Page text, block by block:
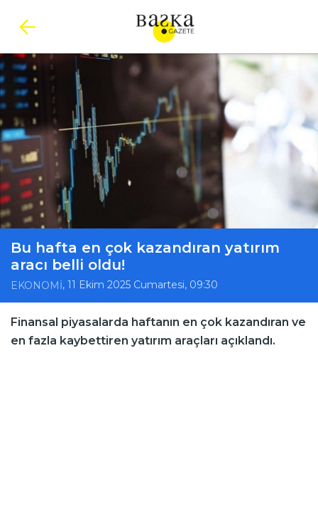
Bu hafta en çok kazandıran yatırım
aracı belli oldu!
EKONOMİ, 11 Ekim 2025 Cumartesi, 09:30
Finansal piyasalarda haftanın en çok kazandıran ve
en fazla kaybettiren yatırım araçları açıklandı.